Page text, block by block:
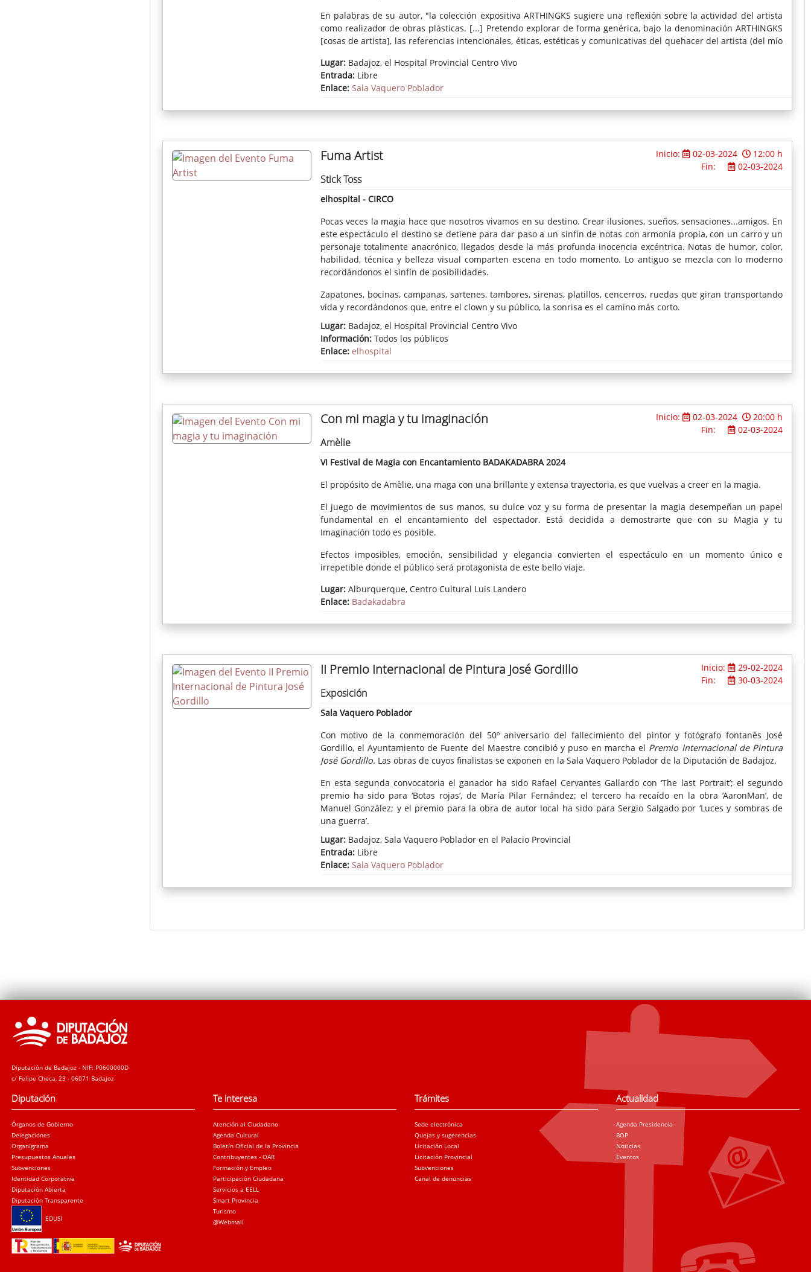
En palabras de su autor, "la colección expositiva ARTHINGKS sugiere una reflexión sobre la actividad del artista
como realizador de obras plásticas. [...] Pretendo explorar de forma genérica, bajo la denominación ARTHINGKS
[cosas de artista], las referencias intencionales, éticas, estéticas y comunicativas del quehacer del artista (del mío
determinada visión del mundo, que ocurre a través de diversos recursos; en este caso, discursivos, plásticos y/o
matéricos, creando, finalmente, objetos que la representan."
Lugar:Badajoz, el Hospital Provincial Centro Vivo
Entrada:Libre
Enlace: Sala Vaquero Poblador
Fuma Artist Inicio: 02-03-2024
12:00 h
Fin:
02-03-2024
Stick Toss
elhospital - CIRCO
Pocas veces la magia hace que nosotros vivamos en su destino. Crear ilusiones, sueños, sensaciones...amigos. En
este espectáculo el destino se detiene para dar paso a un sinfín de notas con armonía propia, con un carro y un
personaje totalmente anacrónico, llegados desde la más profunda inocencia excéntrica. Notas de humor, color,
habilidad, técnica y belleza visual comparten escena en todo momento. Lo antiguo se mezcla con lo moderno
recordándonos el sinfín de posibilidades.
Zapatones, bocinas, campanas, sartenes, tambores, sirenas, platillos, cencerros, ruedas que giran transportando
vida y recordándonos que, entre el clown y su público, la sonrisa es el camino más corto.
Lugar:Badajoz, el Hospital Provincial Centro Vivo
Información:Todos los públicos
Enlace: elhospital
Con mi magia y tu imaginación Inicio: 02-03-2024
20:00 h
Fin:
02-03-2024
Amèlie
VI Festival de Magia con Encantamiento BADAKADABRA 2024
El propósito de Amèlie, una maga con una brillante y extensa trayectoria, es que vuelvas a creer en la magia.
El juego de movimientos de sus manos, su dulce voz y su forma de presentar la magia desempeñan un papel
fundamental en el encantamiento del espectador. Está decidida a demostrarte que con su Magia y tu
Imaginación todo es posible.
Efectos imposibles, emoción, sensibilidad y elegancia convierten el espectáculo en un momento único e
irrepetible donde el público será protagonista de este bello viaje.
Lugar:Alburquerque, Centro Cultural Luis Landero
Enlace: Badakadabra
II Premio Internacional de Pintura José Gordillo Inicio:
29-02-2024
Fin:
30-03-2024
Exposición
Sala Vaquero Poblador
Con motivo de la conmemoración del 50º aniversario del fallecimiento del pintor y fotógrafo fontanés José
Gordillo, el Ayuntamiento de Fuente del Maestre concibió y puso en marcha el Premio Internacional de Pintura
José Gordillo. Las obras de cuyos finalistas se exponen en la Sala Vaquero Poblador de la Diputación de Badajoz.
En esta segunda convocatoria el ganador ha sido Rafael Cervantes Gallardo con ‘The last Portrait’; el segundo
premio ha sido para ‘Botas rojas’, de María Pilar Fernández; el tercero ha recaído en la obra ’AaronMan’, de
Manuel González; y el premio para la obra de autor local ha sido para Sergio Salgado por ‘Luces y sombras de
una guerra’.
Accede a la noticia del Gabinete de Prensa de la Diputación de Badajoz
Lugar:Badajoz, Sala Vaquero Poblador en el Palacio Provincial
Entrada:Libre
Enlace: Sala Vaquero Poblador
Diputación de Badajoz - NIF: P0600000D
c/ Felipe Checa, 23 - 06071 Badajoz
Diputación
Órganos de Gobierno
Delegaciones
Organigrama
Presupuestos Anuales
Subvenciones
Identidad Corporativa
Diputación Abierta
Diputación Transparente
EDUSI
Te interesa
Atención al Ciudadano
Agenda Cultural
Boletín Oficial de la Provincia
Contribuyentes - OAR
Formación y Empleo
Participación Ciudadana
Servicios a EELL
Smart Provincia
Turismo
@Webmail
Trámites
Sede electrónica
Quejas y sugerencias
Licitación Local
Licitación Provincial
Subvenciones
Canal de denuncias
Actualidad
Agenda Presidencia
BOP
Noticias
Eventos